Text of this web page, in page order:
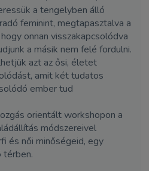
a tengelyben álló
feminint, megtapasztalva a
onnan visszakapcsolódva
a másik nem felé fordulni.
azt az ősi, életet
amit két tudatos
ember tud
orientált workshopon a
módszereivel
és női minőségeid, egy
térben.